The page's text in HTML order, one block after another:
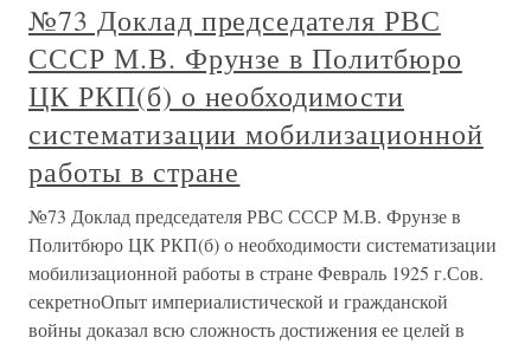
№73 Доклад председателя РВС
СССР М.В. Фрунзе в Политбюро
ЦК РКП(б) о необходимости
систематизации мобилизационной
работы в стране
№73 Доклад председателя РВС СССР М.В. Фрунзе в
Политбюро ЦК РКП(б) о необходимости систематизации
мобилизационной работы в стране Февраль 1925 г.Сов.
секретноОпыт империалистической и гражданской
войны доказал всю сложность достижения ее целей в